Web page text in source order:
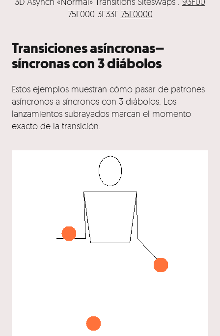
75F000 3F33F 75F0000
Transiciones asíncronas–
síncronas con 3 diábolos
Estos ejemplos muestran cómo pasar de patrones
asíncronos a síncronos con 3 diábolos. Los
lanzamientos subrayados marcan el momento
exacto de la transición.